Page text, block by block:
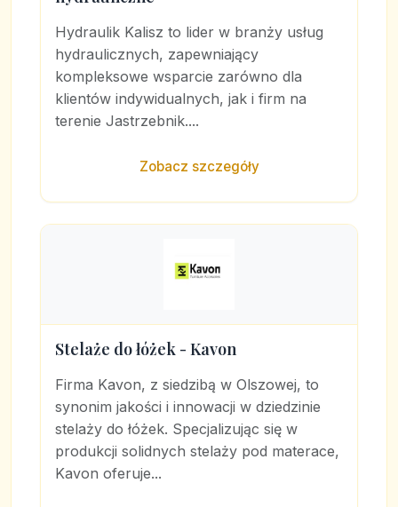
Hydraulik Kalisz to lider w branży usług
hydraulicznych, zapewniający
kompleksowe wsparcie zarówno dla
klientów indywidualnych, jak i firm na
terenie Jastrzebnik....
Zobacz szczegóły
Stelaże do łóżek - Kavon
Firma Kavon, z siedzibą w Olszowej, to
synonim jakości i innowacji w dziedzinie
stelaży do łóżek. Specjalizując się w
produkcji solidnych stelaży pod materace,
Kavon oferuje...